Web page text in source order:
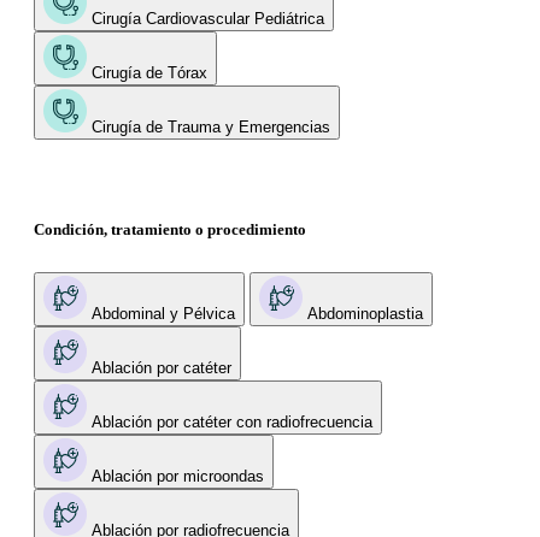
Cirugía Cardiovascular Pediátrica
Cirugía de Tórax
Cirugía de Trauma y Emergencias
Condición, tratamiento o procedimiento
Abdominal y Pélvica Abdominoplastia
Ablación por catéter
Ablación por catéter con radiofrecuencia
Ablación por microondas
Ablación por radiofrecuencia